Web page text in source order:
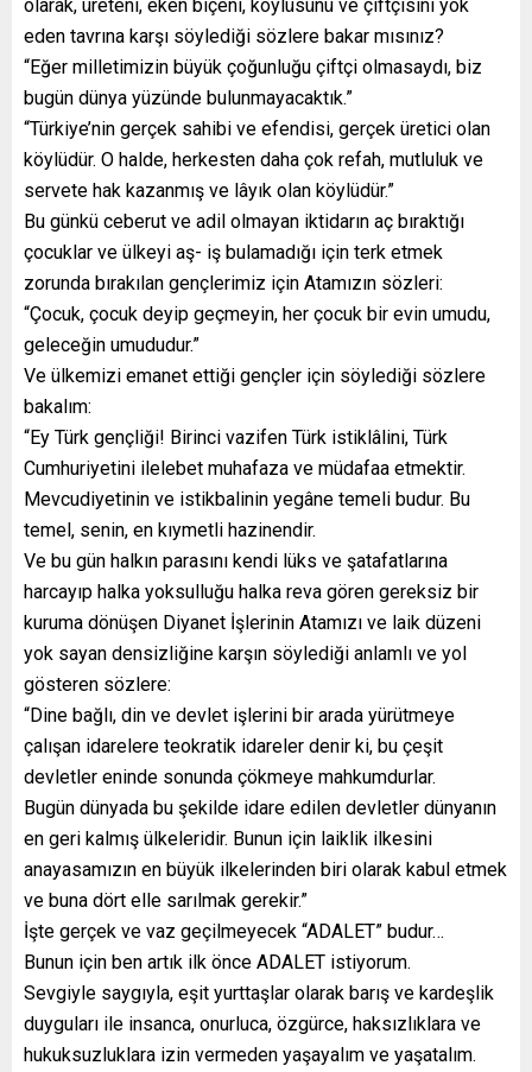
olarak, üreteni, eken biçeni, köylüsünü ve çiftçisini yok
eden tavrına karşı söylediği sözlere bakar mısınız?
“Eğer milletimizin büyük çoğunluğu çiftçi olmasaydı, biz
bugün dünya yüzünde bulunmayacaktık.”
“Türkiye’nin gerçek sahibi ve efendisi, gerçek üretici olan
köylüdür. O halde, herkesten daha çok refah, mutluluk ve
servete hak kazanmış ve lâyık olan köylüdür.”
Bu günkü ceberut ve adil olmayan iktidarın aç bıraktığı
çocuklar ve ülkeyi aş- iş bulamadığı için terk etmek
zorunda bırakılan gençlerimiz için Atamızın sözleri:
“Çocuk, çocuk deyip geçmeyin, her çocuk bir evin umudu,
geleceğin umududur.”
Ve ülkemizi emanet ettiği gençler için söylediği sözlere
bakalım:
“Ey Türk gençliği! Birinci vazifen Türk istiklâlini, Türk
Cumhuriyetini ilelebet muhafaza ve müdafaa etmektir.
Mevcudiyetinin ve istikbalinin yegâne temeli budur. Bu
temel, senin, en kıymetli hazinendir.
Ve bu gün halkın parasını kendi lüks ve şatafatlarına
harcayıp halka yoksulluğu halka reva gören gereksiz bir
kuruma dönüşen Diyanet İşlerinin Atamızı ve laik düzeni
yok sayan densizliğine karşın söylediği anlamlı ve yol
gösteren sözlere:
“Dine bağlı, din ve devlet işlerini bir arada yürütmeye
çalışan idarelere teokratik idareler denir ki, bu çeşit
devletler eninde sonunda çökmeye mahkumdurlar.
Bugün dünyada bu şekilde idare edilen devletler dünyanın
en geri kalmış ülkeleridir. Bunun için laiklik ilkesini
anayasamızın en büyük ilkelerinden biri olarak kabul etmek
ve buna dört elle sarılmak gerekir.”
İşte gerçek ve vaz geçilmeyecek “ADALET” budur…
Bunun için ben artık ilk önce ADALET istiyorum.
Sevgiyle saygıyla, eşit yurttaşlar olarak barış ve kardeşlik
duyguları ile insanca, onurluca, özgürce, haksızlıklara ve
hukuksuzluklara izin vermeden yaşayalım ve yaşatalım.